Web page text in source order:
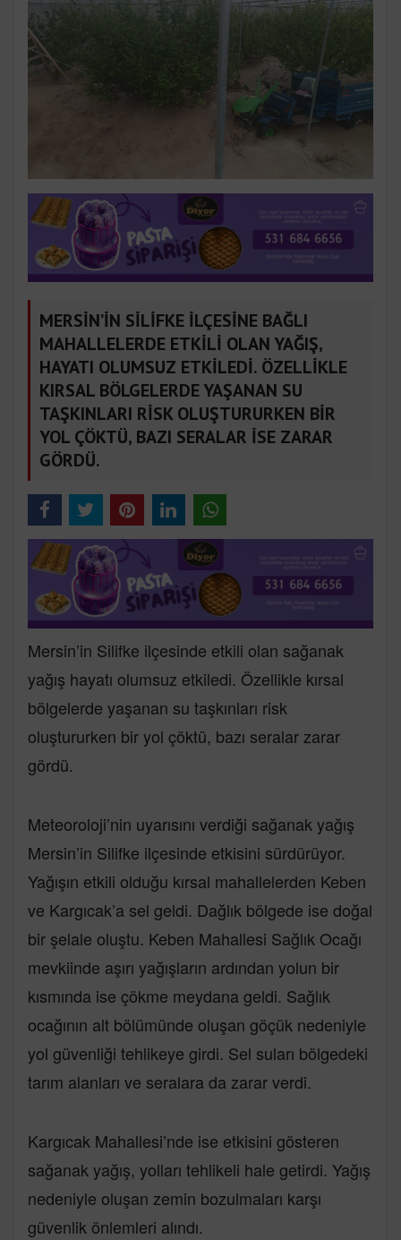
MERSİN’İN SİLİFKE İLÇESİNE BAĞLI
MAHALLELERDE ETKİLİ OLAN YAĞIŞ,
HAYATI OLUMSUZ ETKİLEDİ. ÖZELLİKLE
KIRSAL BÖLGELERDE YAŞANAN SU
TAŞKINLARI RİSK OLUŞTURURKEN BİR
YOL ÇÖKTÜ, BAZI SERALAR İSE ZARAR
GÖRDÜ.
Mersin’in Silifke ilçesinde etkili olan sağanak
yağış hayatı olumsuz etkiledi. Özellikle kırsal
bölgelerde yaşanan su taşkınları risk
oluştururken bir yol çöktü, bazı seralar zarar
gördü.
Meteoroloji’nin uyarısını verdiği sağanak yağış
Mersin’in Silifke ilçesinde etkisini sürdürüyor.
Yağışın etkili olduğu kırsal mahallelerden Keben
ve Kargıcak’a sel geldi. Dağlık bölgede ise doğal
bir şelale oluştu. Keben Mahallesi Sağlık Ocağı
mevkiinde aşırı yağışların ardından yolun bir
kısmında ise çökme meydana geldi. Sağlık
ocağının alt bölümünde oluşan göçük nedeniyle
yol güvenliği tehlikeye girdi. Sel suları bölgedeki
tarım alanları ve seralara da zarar verdi.
Kargıcak Mahallesi’nde ise etkisini gösteren
sağanak yağış, yolları tehlikeli hale getirdi. Yağış
nedeniyle oluşan zemin bozulmaları karşı
güvenlik önlemleri alındı.